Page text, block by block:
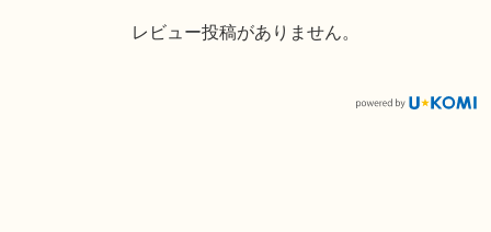
レビュー投稿がありません。